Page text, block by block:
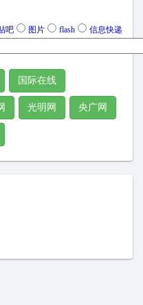
吧 图片 flash 信息快递
国际在线
光明网 央广网